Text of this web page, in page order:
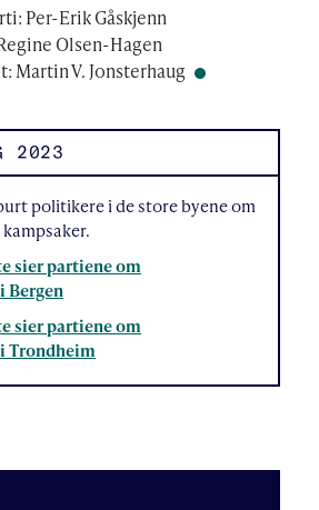
Per-Erik Gåskjenn
Olsen-Hagen
Martin V. Jonsterhaug
2023
politikere i de store byene om
sier partiene om
sier partiene om